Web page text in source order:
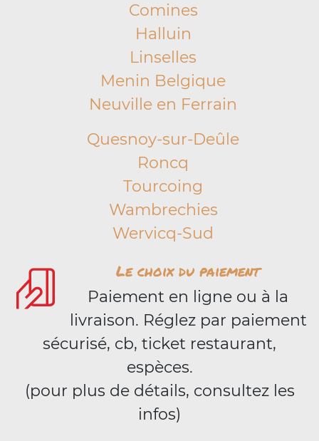
Comines
Halluin
Linselles
Menin Belgique
Neuville en Ferrain
Quesnoy-sur-Deûle
Roncq
Tourcoing
Wambrechies
Wervicq-Sud
Le choix du paiement
Paiement en ligne ou à la
livraison. Réglez par paiement
sécurisé, cb, ticket restaurant,
espèces.
(pour plus de détails, consultez les
infos)